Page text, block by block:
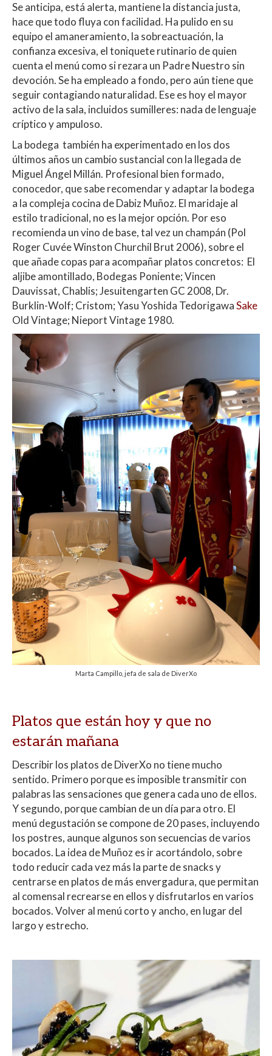
Se anticipa, está alerta, mantiene la distancia justa,
hace que todo fluya con facilidad. Ha pulido en su
equipo el amaneramiento, la sobreactuación, la
confianza excesiva, el toniquete rutinario de quien
cuenta el menú como si rezara un Padre Nuestro sin
devoción. Se ha empleado a fondo, pero aún tiene que
seguir contagiando naturalidad. Ese es hoy el mayor
activo de la sala, incluidos sumilleres: nada de lenguaje
críptico y ampuloso.
La bodega también ha experimentado en los dos
últimos años un cambio sustancial con la llegada de
Miguel Ángel Millán. Profesional bien formado,
conocedor, que sabe recomendar y adaptar la bodega
a la compleja cocina de Dabiz Muñoz. El maridaje al
estilo tradicional, no es la mejor opción. Por eso
recomienda un vino de base, tal vez un champán (Pol
Roger Cuvée Winston Churchil Brut 2006), sobre el
que añade copas para acompañar platos concretos: El
aljibe amontillado, Bodegas Poniente; Vincen
Dauvissat, Chablis; Jesuitengarten GC 2008, Dr.
Burklin-Wolf; Cristom; Yasu Yoshida TedorigawaSake
Old Vintage; Nieport Vintage 1980.
Marta Campillo, jefa de sala de DiverXo
Platos que están hoy y que no
estarán mañana
Describir los platos de DiverXo no tiene mucho
sentido. Primero porque es imposible transmitir con
palabras las sensaciones que genera cada uno de ellos.
Y segundo, porque cambian de un día para otro. El
menú degustación se compone de 20 pases, incluyendo
los postres, aunque algunos son secuencias de varios
bocados. La idea de Muñoz es ir acortándolo, sobre
todo reducir cada vez más la parte de snacks y
centrarse en platos de más envergadura, que permitan
al comensal recrearse en ellos y disfrutarlos en varios
bocados. Volver al menú corto y ancho, en lugar del
largo y estrecho.